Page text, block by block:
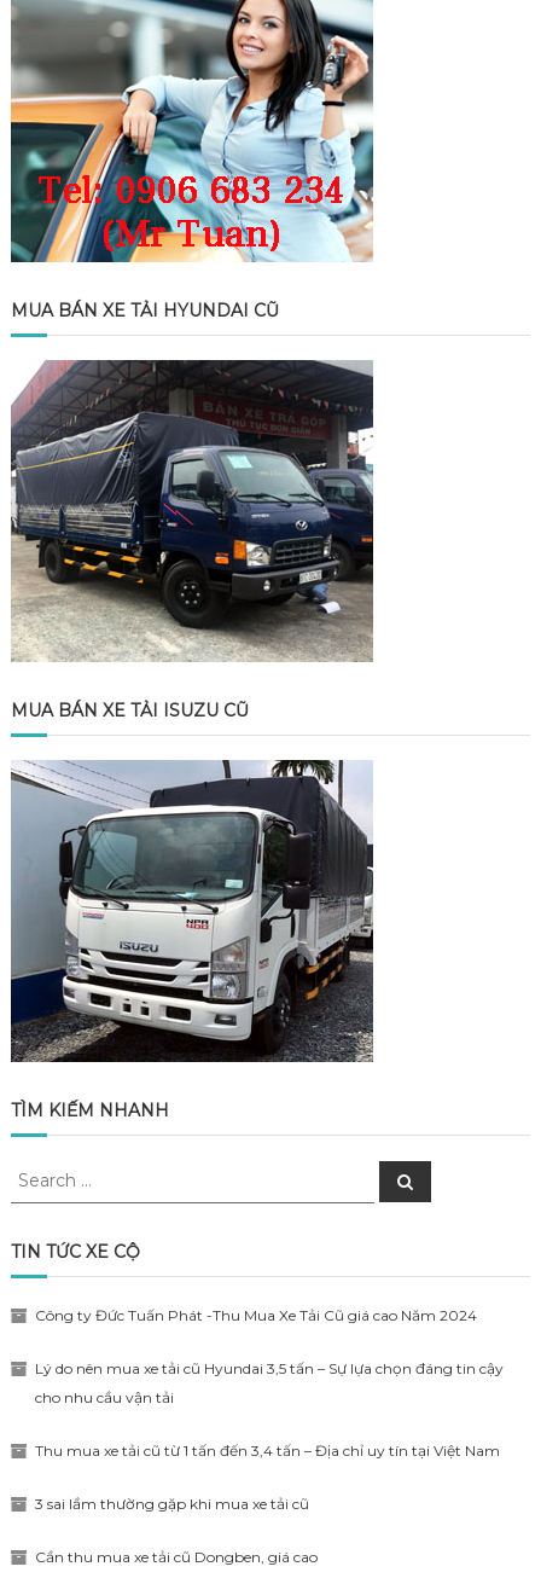
MUA BÁN XE TẢI HYUNDAI CŨ
MUA BÁN XE TẢI ISUZU CŨ
TÌM KIẾM NHANH
Search
Search
TIN TỨC XE CỘ
Công ty Đức Tuấn Phát -Thu Mua Xe Tải Cũ giá cao Năm 2024
Lý do nên mua xe tải cũ Hyundai 3,5 tấn – Sự lựa chọn đáng tin cậy
cho nhu cầu vận tải
Thu mua xe tải cũ từ 1 tấn đến 3,4 tấn – Địa chỉ uy tín tại Việt Nam
3 sai lầm thường gặp khi mua xe tải cũ
Cần thu mua xe tải cũ Dongben, giá cao